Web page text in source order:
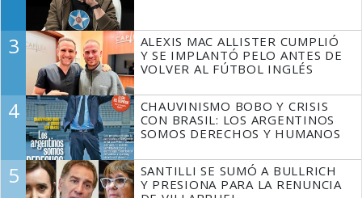
3
ALEXIS MAC ALLISTER CUMPLIÓ
Y SE IMPLANTÓ PELO ANTES DE
VOLVER AL FÚTBOL INGLÉS
4
CHAUVINISMO BOBO Y CRISIS
CON BRASIL: LOS ARGENTINOS
SOMOS DERECHOS Y HUMANOS
5
SANTILLI SE SUMÓ A BULLRICH
Y PRESIONA PARA LA RENUNCIA